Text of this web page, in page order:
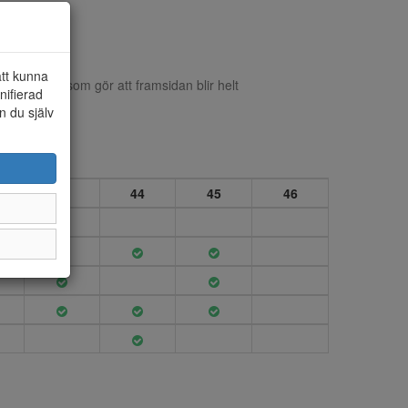
som gör att framsidan blir helt
43 44 45 46
kunna
du själv